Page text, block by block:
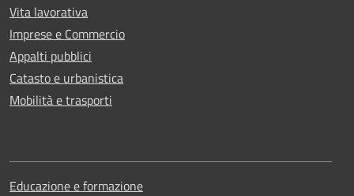
Vita lavorativa
Imprese e Commercio
Appalti pubblici
Catasto e urbanistica
Mobilità e trasporti
Educazione e formazione